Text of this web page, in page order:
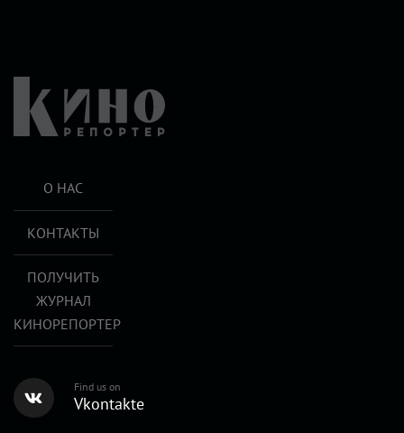
О НАС
КОНТАКТЫ
ПОЛУЧИТЬ
ЖУРНАЛ
КИНОРЕПОРТЕР
Find us on
Vkontakte